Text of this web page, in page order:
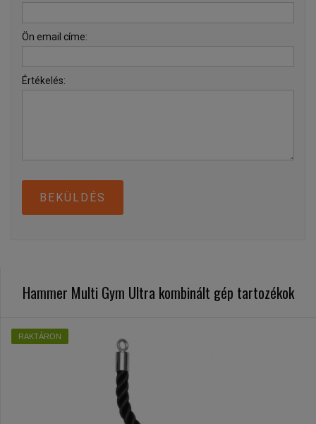
Ön email címe:
Értékelés:
BEKÜLDÉS
Hammer Multi Gym Ultra kombinált gép tartozékok
RAKTÁRON